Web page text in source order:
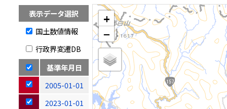
表示データ選択
国土数値情報
行政界変遷DB
基準年月日
2005-01-01
2023-01-01
+
−